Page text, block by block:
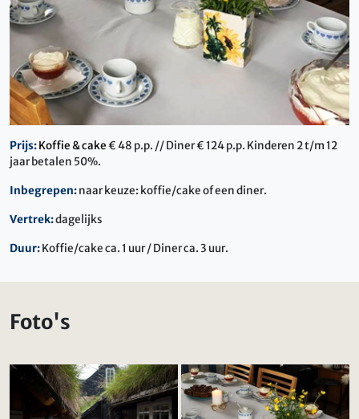
Prijs:Koffie & cake€ 48 p.p. // Diner € 124 p.p. Kinderen 2 t/m 12
jaar betalen 50%.
Inbegrepen:naar keuze: koffie/cake of een diner.
Vertrek:dagelijks
Duur:Koffie/cake ca. 1 uur / Diner ca. 3 uur.
Foto's